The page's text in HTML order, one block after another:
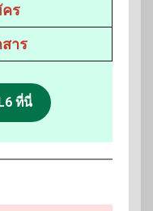
ร
าร
ที่นี่